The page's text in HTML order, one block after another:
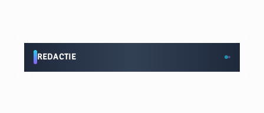
REDACTIE